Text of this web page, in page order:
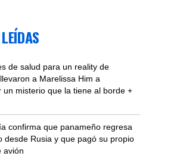
de salud para un reality de
a Marelissa Him a
un misterio que la tiene al borde +
confirma que panameño regresa
desde Rusia y que pagó su propio
avión